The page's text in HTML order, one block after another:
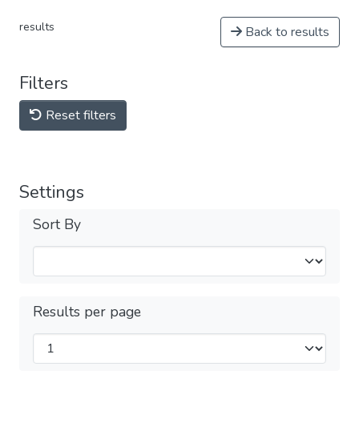
results Back to results
Filters
Reset filters
Settings
Sort By
Results per page